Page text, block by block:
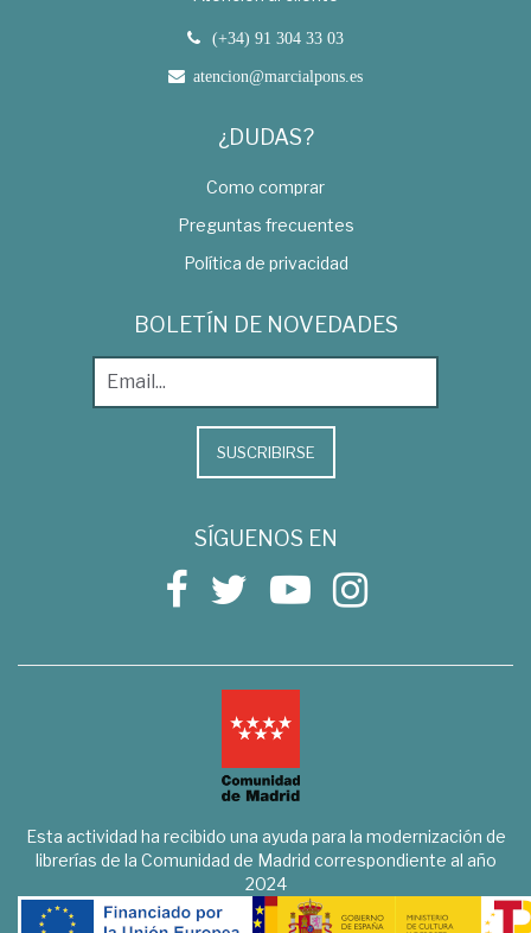
(+34) 91 304 33 03
atencion@marcialpons.es
¿DUDAS?
Como comprar
Preguntas frecuentes
Política de privacidad
BOLETÍN DE NOVEDADES
SUSCRIBIRSE
SÍGUENOS EN
Esta actividad ha recibido una ayuda para la modernización de
librerías de la Comunidad de Madrid correspondiente al año
2024